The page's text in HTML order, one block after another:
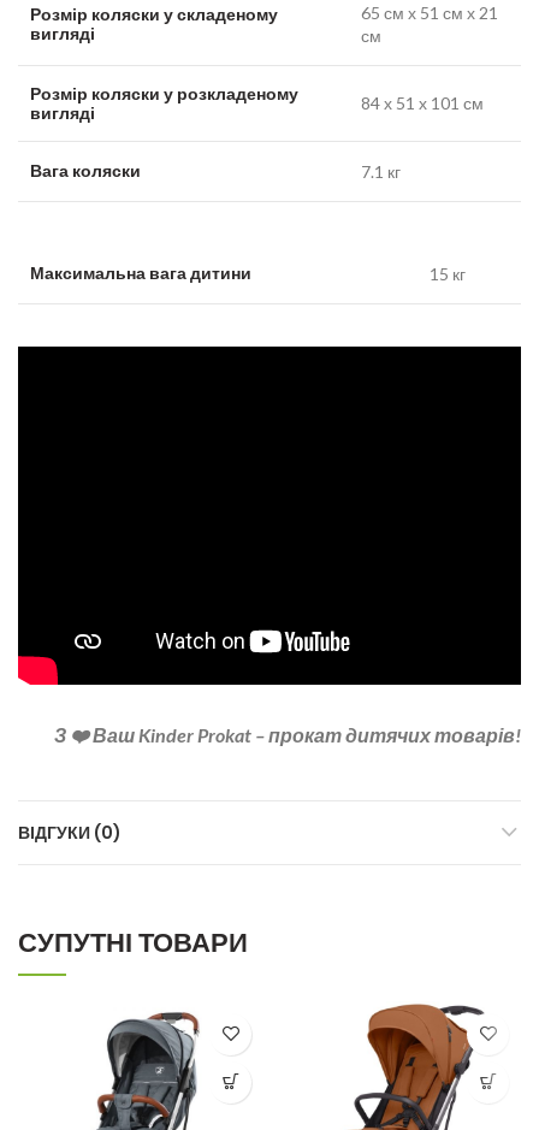
Розмір коляски у складеному
вигляді
65 см х 51 см х 21
см
Розмір коляски у розкладеному
вигляді
84 х 51 х 101 см
Вага коляски 7.1 кг
Максимальна вага дитини 15 кг
З ❤️ Ваш Kinder Prokat – прокат дитячих товарів!
ВІДГУКИ (0)
СУПУТНІ ТОВАРИ